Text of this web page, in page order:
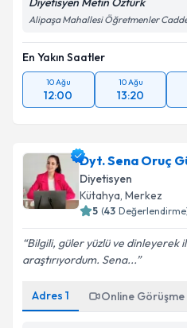
Alipaşa Mahallesi Öğretmenler
En Yakın Saatler
10 Ağu
12:00
10 Ağu
13:20
Dyt. Sena Oruç
Diyetisyen
Kütahya, Merkez
5 (43
Bilgili, güler yüzlü ve dinleyerek
araştırıyordum. Sena...
Adres 1 Online Görüşme